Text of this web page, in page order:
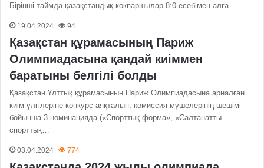
Бірінші таймда қазақстандық көкпаршылар 8:0 есебімен алға…
19.04.2024 94
Қазақстан құрамасының Париж
Олимпиадасына қандай киіммен
баратыны белгілі болды
Қазақстан Ұлттық құрамасының Париж Олимпиадасына арналған
киім үлгілеріне конкурс аяқталып, комиссия мүшелерінің шешімі
бойынша 3 номинацияда («Спорттық форма», «Салтанатты
спорттық…
03.04.2024 774